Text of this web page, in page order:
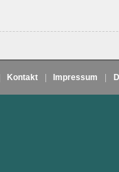
Kontakt Impressum